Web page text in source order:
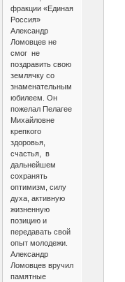
фракции «Единая
Россия»
Александр
Ломовцев не
смог не
поздравить свою
землячку со
знаменательным
юбилеем. Он
пожелал Пелагее
Михайловне
крепкого
здоровья,
счастья, в
дальнейшем
сохранять
оптимизм, силу
духа, активную
жизненную
позицию и
передавать свой
опыт молодежи.
Александр
Ломовцев вручил
памятные